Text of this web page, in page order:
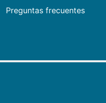
Preguntas frecuentes